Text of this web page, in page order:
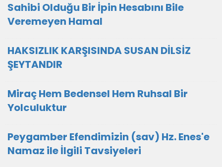
Sahibi Olduğu Bir İpin Hesabını Bile
Veremeyen Hamal
HAKSIZLIK KARŞISINDA SUSAN DİLSİZ
ŞEYTANDIR
Miraç Hem Bedensel Hem Ruhsal Bir
Yolculuktur
Peygamber Efendimizin (sav) Hz. Enes'e
Namaz ile İlgili Tavsiyeleri